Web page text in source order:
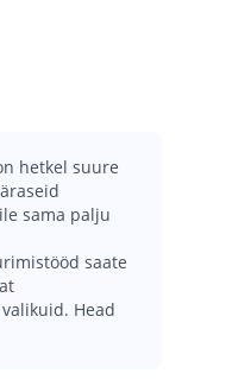
hetkel suure
sama palju
saate
Head